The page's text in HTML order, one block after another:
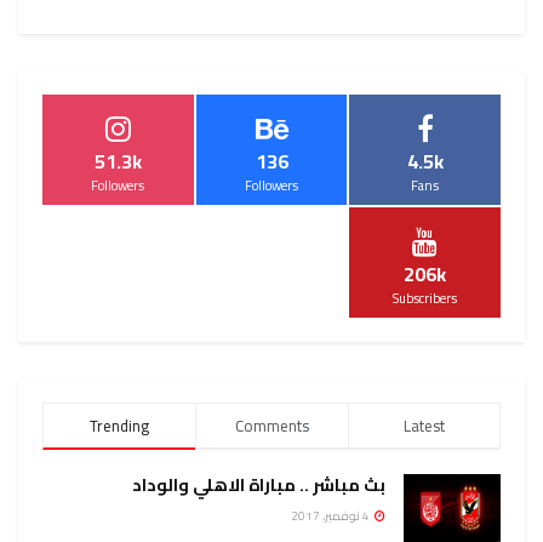
4.5k
Fans
136
Followers
51.3k
Followers
206k
Subscribers
Trending Comments Latest
بث مباشر .. مباراة الاهلي والوداد